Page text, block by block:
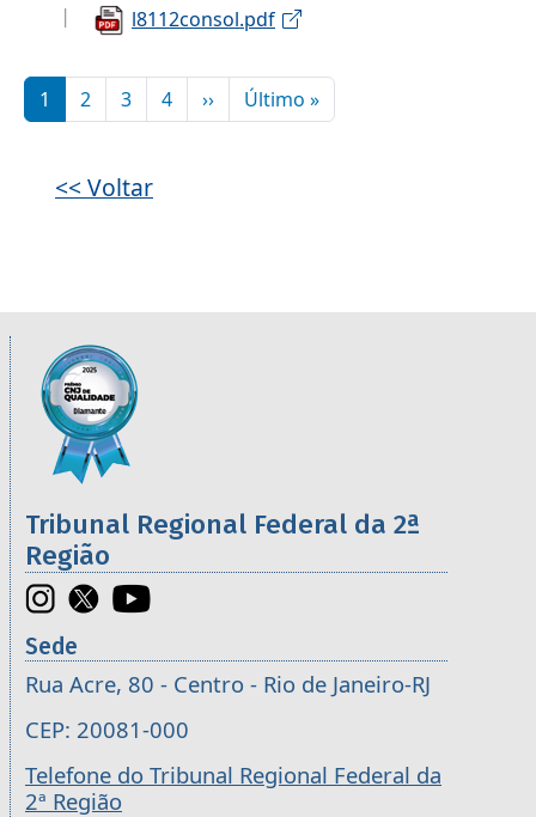
l8112consol.pdf
Paginação
1 2 3 4 ››Próxima página
Último »Última página
<< Voltar
Informações úteis sobre os órgãos da 2ª
Imagem
Tribunal Regional Federal da 2ª
Região
Sede
Rua Acre, 80 - Centro - Rio de Janeiro-RJ
CEP: 20081-000
Telefone do Tribunal Regional Federal da
2ª Região